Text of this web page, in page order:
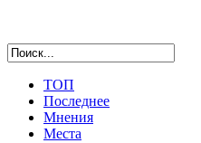
ТОП
Последнее
Мнения
Места